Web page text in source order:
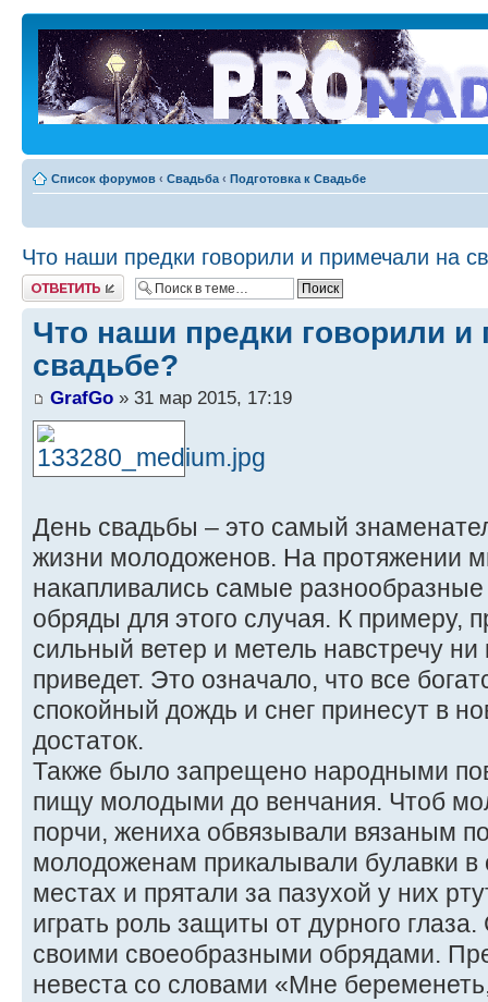
Список форумов ‹ Свадьба ‹ Подготовка к Свадьбе
Что наши предки говорили и примечали на
Ответить
Что наши предки говорили и
свадьбе?
GrafGo » 31 мар 2015, 17:19
День свадьбы – это самый
жизни молодоженов. На протяжении
накапливались самые
обряды для этого случая. К примеру,
сильный ветер и метель навстречу
приведет. Это означало, что все
спокойный дождь и снег принесут в
достаток.
Также было запрещено народными
пищу молодыми до венчания. Чтоб
порчи, жениха обвязывали вязаным
молодоженам прикалывали булавки в
местах и прятали за пазухой у них
играть роль защиты от дурного
своими своеобразными обрядами.
невеста со словами «Мне